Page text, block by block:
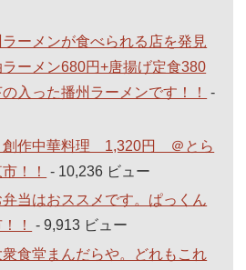
ラーメンが食べられる店を発見
ーメン680円+唐揚げ定食380
入った播州ラーメンです！！
-
創作中華料理 1,320円 ＠とら
！！
- 10,236 ビュー
弁当はおススメです。ぱっくん
！
- 9,913 ビュー
食堂まんだらや。どれもこれ